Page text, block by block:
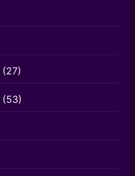
(27)
(53)